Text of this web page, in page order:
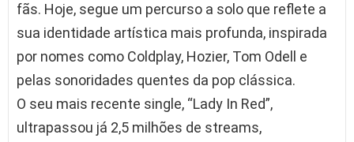
fãs. Hoje, segue um percurso a solo que reflete a
sua identidade artística mais profunda, inspirada
por nomes como Coldplay, Hozier, Tom Odell e
pelas sonoridades quentes da pop clássica.
O seu mais recente single, “Lady In Red”,
ultrapassou já 2,5 milhões de streams,